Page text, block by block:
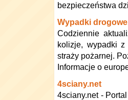
bezpieczeństwa
Wypadki
Codziennie
kolizje, wypadki z
straży pożarnej.
Informacje o
4sciany.net
4sciany.net -